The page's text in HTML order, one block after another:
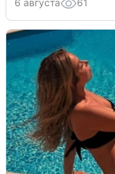
6 августа 61